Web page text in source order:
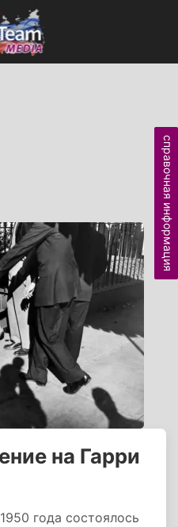
на Гарри
года состоялось
справочная информация